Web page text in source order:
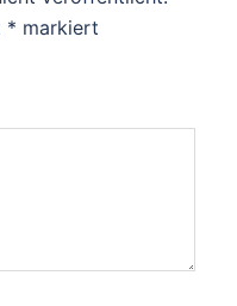
* markiert